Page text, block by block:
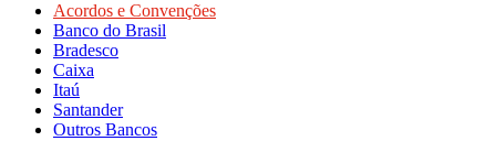
Acordos e Convenções
Banco do Brasil
Bradesco
Caixa
Itaú
Santander
Outros Bancos